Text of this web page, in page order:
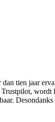
tien jaar